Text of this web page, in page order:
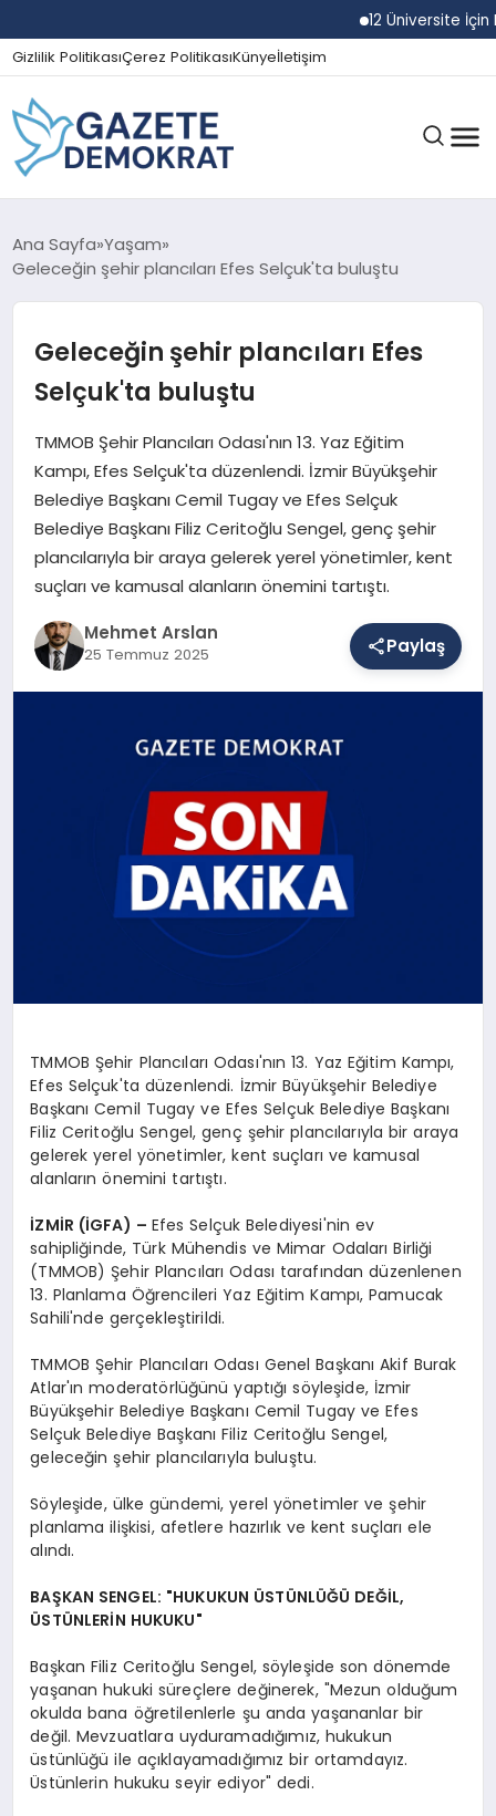
12 Üniversite İçin
Gizlilik PolitikasıÇerez PolitikasıKünyeİletişim
GÜNDEM
SPOR
MAGAZIN
SAĞLIK
EĞITIM
Ana Sayfa Yaşam
Geleceğin şehir plancıları Efes Selçuk'ta buluştu
Geleceğin şehir plancıları Efes
Selçuk'ta buluştu
TMMOB Şehir Plancıları Odası'nın 13. Yaz Eğitim
Kampı, Efes Selçuk'ta düzenlendi. İzmir Büyükşehir
Belediye Başkanı Cemil Tugay ve Efes Selçuk
Belediye Başkanı Filiz Ceritoğlu Sengel, genç şehir
plancılarıyla bir araya gelerek yerel yönetimler, kent
suçları ve kamusal alanların önemini tartıştı.
Mehmet Arslan
25 Temmuz 2025 Paylaş
TMMOB Şehir Plancıları Odası'nın 13. Yaz Eğitim Kampı,
Efes Selçuk'ta düzenlendi. İzmir Büyükşehir Belediye
Başkanı Cemil Tugay ve Efes Selçuk Belediye Başkanı
Filiz Ceritoğlu Sengel, genç şehir plancılarıyla bir araya
gelerek yerel yönetimler, kent suçları ve kamusal
alanların önemini tartıştı.
İZMİR (İGFA) – Efes Selçuk Belediyesi'nin ev
sahipliğinde, Türk Mühendis ve Mimar Odaları Birliği
(TMMOB) Şehir Plancıları Odası tarafından düzenlenen
13. Planlama Öğrencileri Yaz Eğitim Kampı, Pamucak
Sahili'nde gerçekleştirildi.
TMMOB Şehir Plancıları Odası Genel Başkanı Akif Burak
Atlar'ın moderatörlüğünü yaptığı söyleşide, İzmir
Büyükşehir Belediye Başkanı Cemil Tugay ve Efes
Selçuk Belediye Başkanı Filiz Ceritoğlu Sengel,
geleceğin şehir plancılarıyla buluştu.
Söyleşide, ülke gündemi, yerel yönetimler ve şehir
planlama ilişkisi, afetlere hazırlık ve kent suçları ele
alındı.
BAŞKAN SENGEL: "HUKUKUN ÜSTÜNLÜĞÜ DEĞİL,
ÜSTÜNLERİN HUKUKU"
Başkan Filiz Ceritoğlu Sengel, söyleşide son dönemde
yaşanan hukuki süreçlere değinerek, "Mezun olduğum
okulda bana öğretilenlerle şu anda yaşananlar bir
değil. Mevzuatlara uyduramadığımız, hukukun
üstünlüğü ile açıklayamadığımız bir ortamdayız.
Üstünlerin hukuku seyir ediyor" dedi.